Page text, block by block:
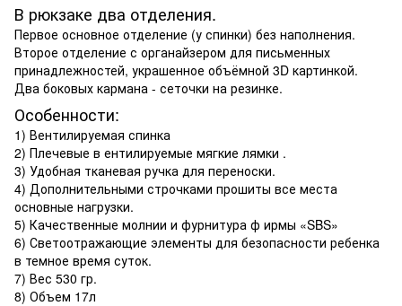
В рюкзаке два отделения.
Первое основное отделение (у спинки) без наполнения.
Второе отделение с органайзером для письменных
принадлежностей, украшенное объёмной 3D картинкой.
Два боковых кармана - сеточки на резинке.
Особенности:
1) Вентилируемая спинка
2) Плечевые в ентилируемые мягкие лямки .
3) Удобная тканевая ручка для переноски.
4) Дополнительными строчками прошиты все места
основные нагрузки.
5) Качественные молнии и фурнитура ф ирмы «SBS»
6) Светоотражающие элементы для безопасности ребенка
в темное время суток.
7) Вес 530 гр.
8) Объем 17л